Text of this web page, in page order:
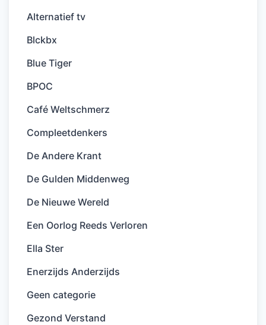
Alternatief tv
Blckbx
Blue Tiger
BPOC
Café Weltschmerz
Compleetdenkers
De Andere Krant
De Gulden Middenweg
De Nieuwe Wereld
Een Oorlog Reeds Verloren
Ella Ster
Enerzijds Anderzijds
Geen categorie
Gezond Verstand